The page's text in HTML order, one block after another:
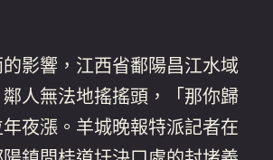
影響，江西省鄱陽昌江水域
鄰人無法地搖搖頭，「那你歸
夜漲。羊城晚報特派記者在